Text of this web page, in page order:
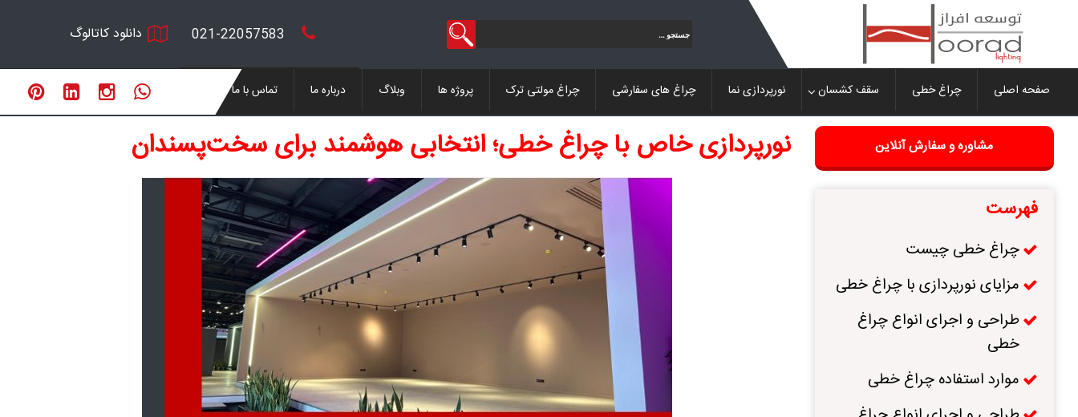
دانلود کاتالوگ 021-22057583
برای:
صفحه اصلی چراغ خطی سقف کشسان نورپردازی نما چراغ های سفارشی چراغ مولتی ترک پروژه ها وبلاگ درباره ما تماس با ما
مشاوره و سفارش آنلاین
فهرست
چراغ خطی چیست
مزایای نورپردازی با چراغ‌ خطی
طراحی و اجرای انواع چراغ
خطی
موارد استفاده چراغ‌ خطی
نورپردازی خاص با چراغ خطی؛ انتخابی هوشمند برای سخت‌پسندان